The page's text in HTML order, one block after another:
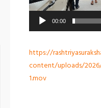
00:00
https://
content/uploads/
1.mov